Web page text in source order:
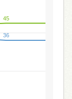
36
45